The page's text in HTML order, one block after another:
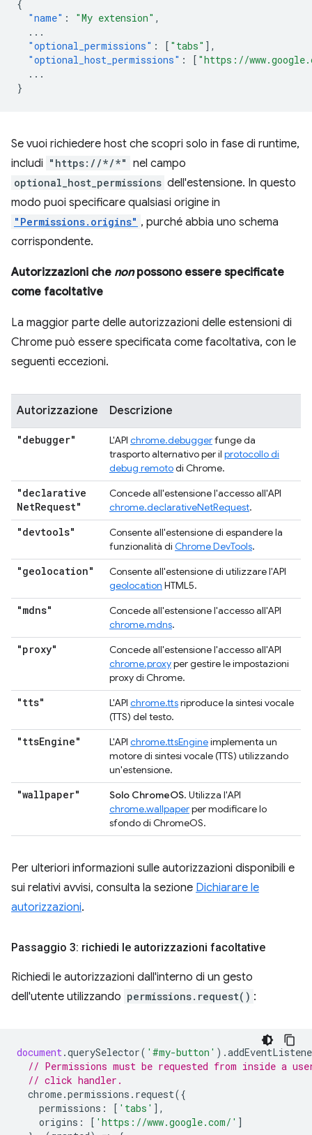
{
"name" : "My extension" ,
...
"optional_permissions" : [ "tabs" ],
"optional_host_permissions" : [ "https://
...
}
Se vuoi richiedere host che scopri solo in fase di runtime,
includi "https://*/*" nel campo
optional_host_permissions dell'estensione. In questo
modo puoi specificare qualsiasi origine in
"Permissions.origins" , purché abbia uno schema
corrispondente.
Autorizzazioni che nonpossono essere specificate
come facoltative
La maggior parte delle autorizzazioni delle estensioni di
Chrome può essere specificata come facoltativa, con le
seguenti eccezioni.
Autorizzazione Descrizione
"debugger" L'API chrome.debuggerfunge da
trasporto alternativo per il protocollo di
debug remotodi Chrome.
"declarative
NetRequest"
Concede all'estensione l'accesso all'API
chrome.declarativeNetRequest.
"devtools"
Consente all'estensione di espandere la
funzionalità di Chrome DevTools.
"geolocation"
Consente all'estensione di utilizzare l'API
geolocation HTML5.
"mdns"
Concede all'estensione l'accesso all'API
chrome.mdns.
"proxy"
Concede all'estensione l'accesso all'API
chrome.proxyper gestire le impostazioni
proxy di Chrome.
"tts" L'API chrome.ttsriproduce la sintesi vocale
(TTS) del testo.
"ttsEngine" L'API chrome.ttsEngineimplementa un
motore di sintesi vocale (TTS) utilizzando
un'estensione.
"wallpaper" Solo ChromeOS. Utilizza l'API
chrome.wallpaperper modificare lo
sfondo di ChromeOS.
Per ulteriori informazioni sulle autorizzazioni disponibili e
sui relativi avvisi, consulta la sezione Dichiarare le
autorizzazioni.
Passaggio 3: richiedi le autorizzazioni facoltative
Richiedi le autorizzazioni dall'interno di un gesto
dell'utente utilizzando permissions.request() :
document.querySelector( '#my-button' ).
// Permissions must be requested from inside a
// click handler.
chrome.permissions . request({
permissions : [ 'tabs' ],
origins : [ 'https://www.google.com/' ]